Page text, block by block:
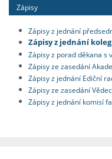
Zápisy
Zápisy z jednání
Zápisy z jednání
Zápisy z porad děkana s
Zápisy ze zasedání
Zápisy z jednání Ediční
Zápisy ze zasedání
Zápisy z jednání komisí